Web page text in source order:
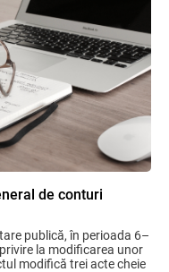
refacerea
resurselor
fiscale
2026
Fiscal de Stat
de reformare
- accize armonizate
de conturi
publică, în perioada 6–
la modificarea unor
modifică trei acte cheie